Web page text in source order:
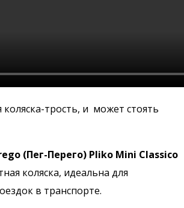
трость, и может стоять
(Пег-Перего) Pliko Mini Classico
коляска, идеальна для
в транспорте.